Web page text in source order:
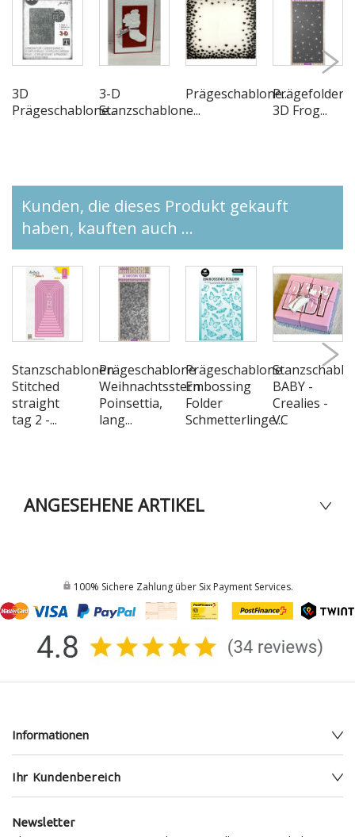
3D
Prägeschablone...
3-D
Stanzschablone...
Prägeschablone...Prägefolder
3D Frog...
Kunden, die dieses Produkt gekauft
haben, kauften auch ...
Stanzschablonen
Stitched
straight
tag 2 -...
Prägeschablone
Weihnachtsstern
Poinsettia,
lang...
Prägeschablone
Embossing
Folder
Schmetterlinge...
BABY -
Crealies -
VC
ANGESEHENE ARTIKEL
100% Sichere Zahlung über Six Payment Services.
Informationen
Ihr Kundenbereich
Newsletter